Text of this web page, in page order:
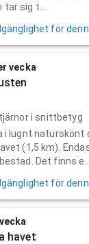
sig t...
för
vecka
i snittbetyg
i lugnt naturskönt
(1,5 km).
Det finns e...
för
havet